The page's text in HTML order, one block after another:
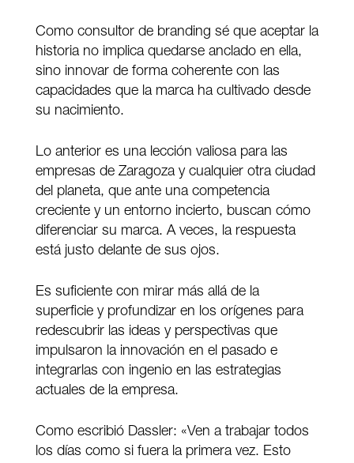
Como consultor de branding sé que aceptar la
historia no implica quedarse anclado en ella,
sino innovar de forma coherente con las
capacidades que la marca ha cultivado desde
su nacimiento.
Lo anterior es una lección valiosa para las
empresas de Zaragoza y cualquier otra ciudad
del planeta, que ante una competencia
creciente y un entorno incierto, buscan cómo
diferenciar su marca. A veces, la respuesta
está justo delante de sus ojos.
Es suficiente con mirar más allá de la
superficie y profundizar en los orígenes para
redescubrir las ideas y perspectivas que
impulsaron la innovación en el pasado e
integrarlas con ingenio en las estrategias
actuales de la empresa.
Como escribió Dassler: «Ven a trabajar todos
los días como si fuera la primera vez. Esto